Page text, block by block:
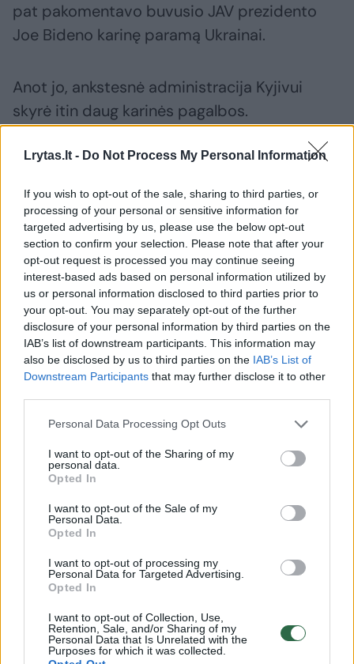
Lrytas.lt - Do Not Process My Personal Information
If you wish to opt-out of the sale, sharing to third parties, or
processing of your personal or sensitive information for
targeted advertising by us, please use the below opt-out
section to confirm your selection. Please note that after your
opt-out request is processed you may continue seeing
interest-based ads based on personal information utilized by
us or personal information disclosed to third parties prior to
your opt-out. You may separately opt-out of the further
disclosure of your personal information by third parties on the
IAB’s list of downstream participants. This information may
also be disclosed by us to third parties on the IAB’s List of
Downstream Participants that may further disclose it to other
Personal Data Processing Opt Outs
I want to opt-out of the Sharing of my
personal data.
Opted In
I want to opt-out of the Sale of my
Personal Data.
Opted In
I want to opt-out of processing my
Personal Data for Targeted Advertising.
Opted In
I want to opt-out of Collection, Use,
Retention, Sale, and/or Sharing of my
Personal Data that Is Unrelated with the
Purposes for which it was collected.
pat pakomentavo buvusio JAV prezidento
Joe Bideno karinę paramą Ukrainai.
Anot jo, ankstesnė administracija Kyjivui
skyrė itin daug karinės pagalbos.
Pravėrė ukrainiečių pinigines: atsakė,
šalies ekonomika
„Mums irgi reikia raketų. J. Bidenas jam (V.
dolerių vertės amunicijos“, – sakė D.
Trumpas.
Jis tvirtino, kad tokia karinė parama
reikšmingai sumažino JAV ginklų atsargas.